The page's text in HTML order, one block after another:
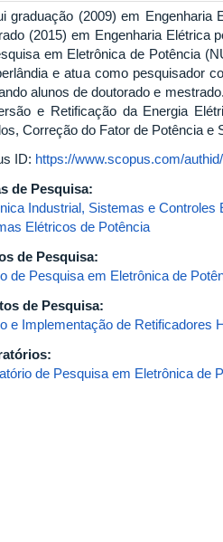
graduação (2009) em
(2015) em Engenharia Elétrica
em Eletrônica de Potência
e atua como pesquisador
alunos de doutorado e
e Retificação da Energia
Correção do Fator de Potência e
ID: https://www.scopus.com/
de Pesquisa:
Industrial, Sistemas e Controles
Elétricos de Potência
de Pesquisa:
de Pesquisa em Eletrônica de
de Pesquisa:
e Implementação de Retificadores
de Pesquisa em Eletrônica de